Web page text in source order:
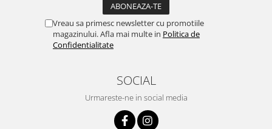
Vreau sa primesc newsletter cu promotiile
magazinului. Afla mai multe in Politica de
Confidentialitate
SOCIAL
Urmareste-ne in social media